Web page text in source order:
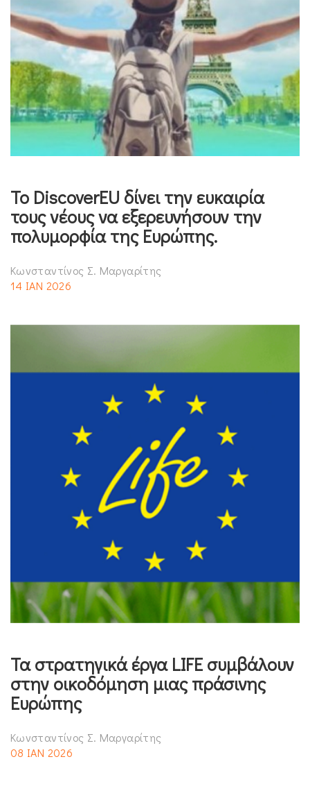
Το DiscoverEU δίνει την ευκαιρία
τους νέους να εξερευνήσουν την
πολυμορφία της Ευρώπης.
Κωνσταντίνος Σ. Μαργαρίτης
14 ΙΑΝ 2026
Τα στρατηγικά έργα LIFE συμβάλουν
στην οικοδόμηση μιας πράσινης
Ευρώπης
Κωνσταντίνος Σ. Μαργαρίτης
08 ΙΑΝ 2026